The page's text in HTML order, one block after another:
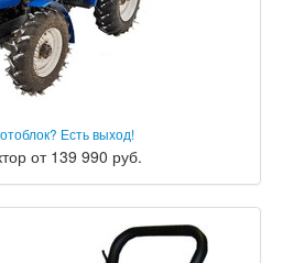
Есть выход!
от 139 990 руб.